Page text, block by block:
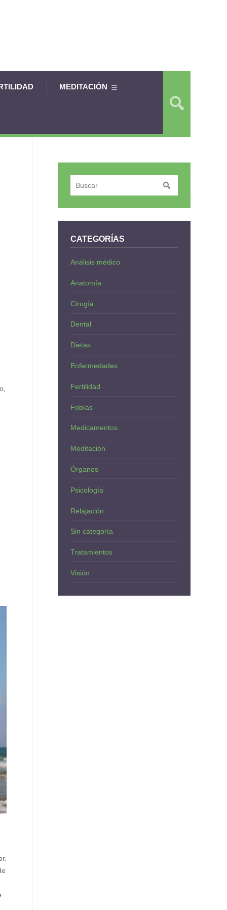
MEDITACIÓN
CATEGORÍAS
Análisis médico
Anatomía
Cirugía
Dental
Dietas
Enfermedades
Fertilidad
Fobías
Medicamentos
Meditación
Órganos
Psicología
Relajación
Sin categoría
Tratamientos
Visión